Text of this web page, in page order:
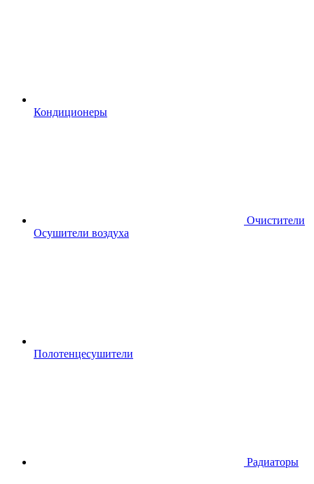
Кондиционеры
Очистители
Осушители воздуха
Полотенцесушители
Радиаторы